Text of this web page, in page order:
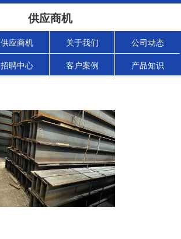
供应商机
供应商机 关于我们 公司动态
招聘中心 客户案例 产品知识